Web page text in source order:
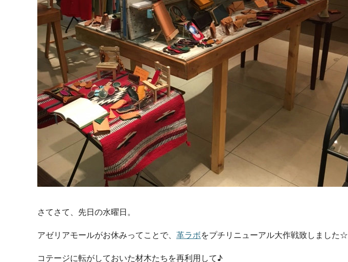
さてさて、先日の水曜日。
アゼリアモールがお休みってことで、 革ラボをプチリニューアル大作戦致しました☆
コテージに転がしておいた材木たちを再利用して♪